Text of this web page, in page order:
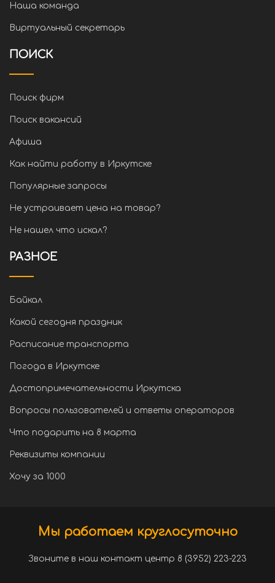
Наша команда
Виртуальный секретарь
ПОИСК
Поиск фирм
Поиск вакансий
Афиша
Как найти работу в Иркутске
Популярные запросы
Не устраивает цена на товар?
Не нашел что искал?
РАЗНОЕ
Байкал
Какой сегодня праздник
Расписание транспорта
Погода в Иркутске
Достопримечательности Иркутска
Вопросы пользователей и ответы операторов
Что подарить на 8 марта
Реквизиты компании
Хочу за 1000
Мы работаем круглосуточно
Звоните в наш контакт центр 8 (3952) 223-223